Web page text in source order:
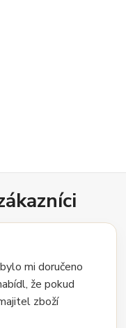
mi doručeno
že pokud
zboží